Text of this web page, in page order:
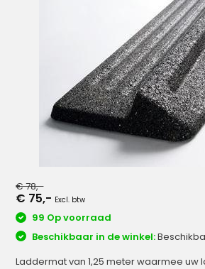
€ 78,-
€ 75,- Excl. btw
99 Op voorraad
Beschikbaar in de winkel:
Laddermat van 1,25 meter waarmee uw